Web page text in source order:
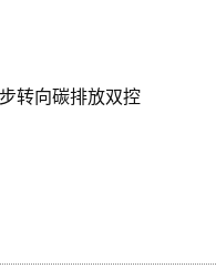
转向碳排放双控